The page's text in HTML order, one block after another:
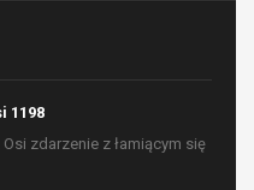
1198
zdarzenie z łamiącym się